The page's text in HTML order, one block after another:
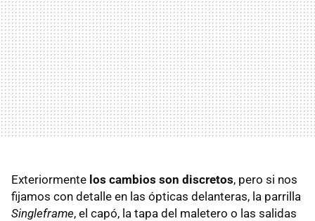
Exteriormente los cambios son discretos, pero si nos
fijamos con detalle en las ópticas delanteras, la parrilla
Singleframe, el capó, la tapa del maletero o las salidas